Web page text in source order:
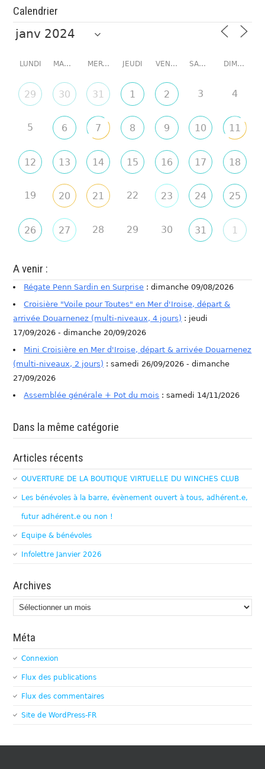
Calendrier
LUNDI MARDI MERCREDI JEUDI VENDREDI SAMEDI DIMANCHE
29 30 31 1 2 3 4
5 6 7 8 9 10 11
12 13 14 15 16 17 18
19 20 21 22 23 24 25
26 27 28 29 30 31 1
A venir :
Régate Penn Sardin en Surprise : dimanche 09/08/2026
Croisière "Voile pour Toutes" en Mer d'Iroise, départ &
arrivée Douarnenez (multi-niveaux, 4 jours) : jeudi
17/09/2026 - dimanche 20/09/2026
Mini Croisière en Mer d'Iroise, départ & arrivée Douarnenez
(multi-niveaux, 2 jours) : samedi 26/09/2026 - dimanche
27/09/2026
Assemblée générale + Pot du mois : samedi 14/11/2026
Dans la même catégorie
Articles récents
OUVERTURE DE LA BOUTIQUE VIRTUELLE DU WINCHES CLUB
Les bénévoles à la barre, évènement ouvert à tous, adhérent.e,
futur adhérent.e ou non !
Equipe & bénévoles
Infolettre Janvier 2026
Archives
Archives
Méta
Connexion
Flux des publications
Flux des commentaires
Site de WordPress-FR